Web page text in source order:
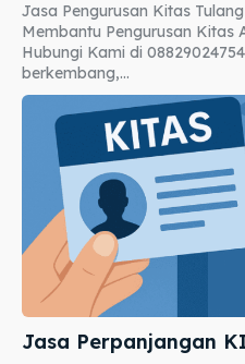
Jasa Pengurusan Kitas
Membantu Pengurusan Kitas
Hubungi Kami di
berkembang,...
Jasa Perpanjangan